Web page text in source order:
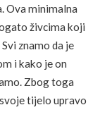
Ova minimalna
živcima koji
znamo da je
i kako je on
Zbog toga
tijelo upravo